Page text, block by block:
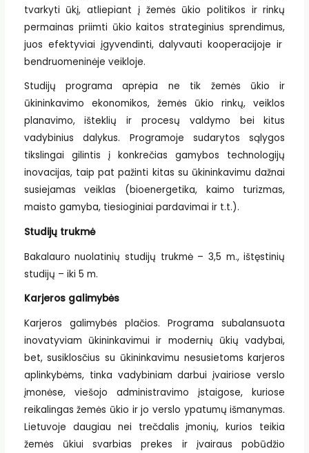
tvarkyti ūkį, atliepiant į žemės ūkio politikos ir rinkų
permainas priimti ūkio kaitos strateginius sprendimus,
juos efektyviai įgyvendinti, dalyvauti kooperacijoje ir
bendruomeninėje veikloje.
Studijų programa aprėpia ne tik žemės ūkio ir
ūkininkavimo ekonomikos, žemės ūkio rinkų, veiklos
planavimo, išteklių ir procesų valdymo bei kitus
vadybinius dalykus. Programoje sudarytos sąlygos
tikslingai gilintis į konkrečias gamybos technologijų
inovacijas, taip pat pažinti kitas su ūkininkavimu dažnai
susiejamas veiklas (bioenergetika, kaimo turizmas,
maisto gamyba, tiesioginiai pardavimai ir t.t.).
Studijų trukmė
Bakalauro nuolatinių studijų trukmė – 3,5 m., ištęstinių
studijų – iki 5 m.
Karjeros galimybės
Karjeros galimybės plačios. Programa subalansuota
inovatyviam ūkininkavimui ir modernių ūkių vadybai,
bet, susiklosčius su ūkininkavimu nesusietoms karjeros
aplinkybėms, tinka vadybiniam darbui įvairiose verslo
įmonėse, viešojo administravimo įstaigose, kuriose
reikalingas žemės ūkio ir jo verslo ypatumų išmanymas.
Lietuvoje daugiau nei trečdalis įmonių, kurios teikia
žemės ūkiui svarbias prekes ir įvairaus pobūdžio